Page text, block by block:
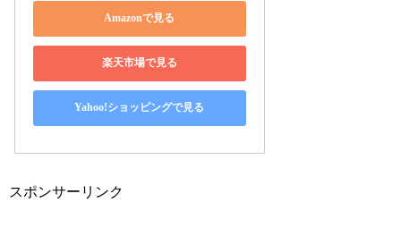
Amazonで見る
楽天市場で見る
Yahoo!ショッピングで見る
スポンサーリンク